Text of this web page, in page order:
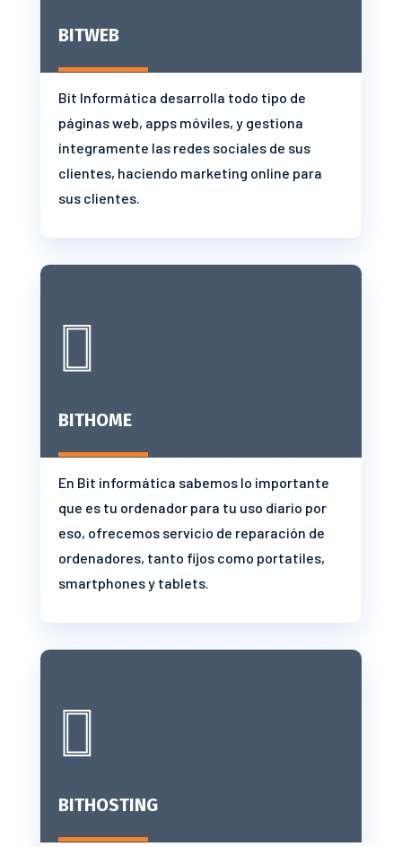
BITWEB
Bit Informática desarrolla todo tipo de
páginas web, apps móviles, y gestiona
íntegramente las redes sociales de sus
clientes, haciendo marketing online para
sus clientes.

BITHOME
En Bit informática sabemos lo importante
que es tu ordenador para tu uso diario por
eso, ofrecemos servicio de reparación de
ordenadores, tanto fijos como portatiles,
smartphones y tablets.

BITHOSTING